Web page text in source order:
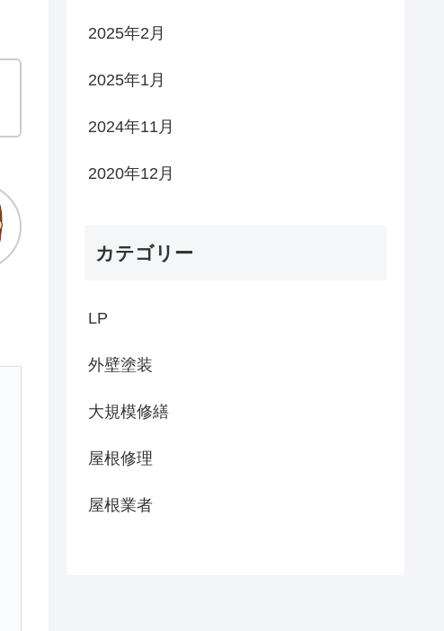
2025年2月
2025年1月
2024年11月
2020年12月
カテゴリー
LP
外壁塗装
大規模修繕
屋根修理
屋根業者